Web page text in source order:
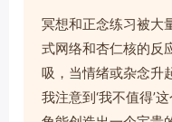
冥想和正念练习被大
式网络和杏仁核的反
吸，当情绪或杂念升
我注意到‘我不值得’